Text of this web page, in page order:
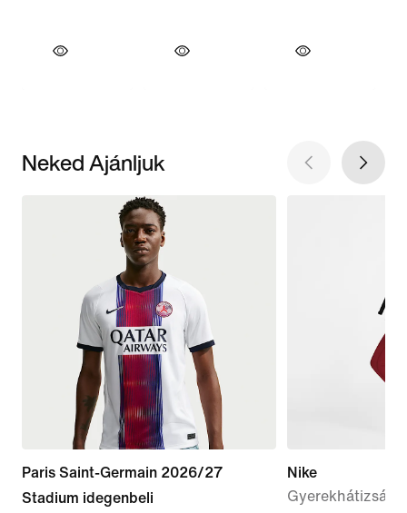
Neked Ajánljuk
Paris Saint-Germain 2026/27
Stadium idegenbeli
Nike
Gyerekhátizsák